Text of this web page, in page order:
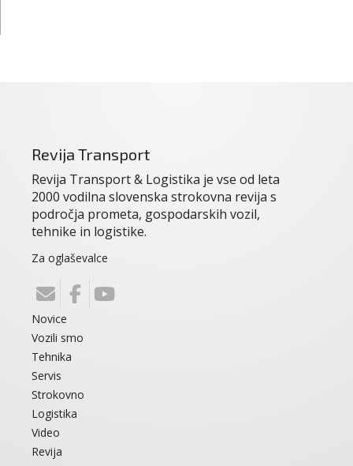
Revija Transport
Revija Transport & Logistika je vse od leta
2000 vodilna slovenska strokovna revija s
področja prometa, gospodarskih vozil,
tehnike in logistike.
Za oglaševalce
Novice
Vozili smo
Tehnika
Servis
Strokovno
Logistika
Video
Revija